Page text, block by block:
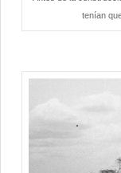
tenían